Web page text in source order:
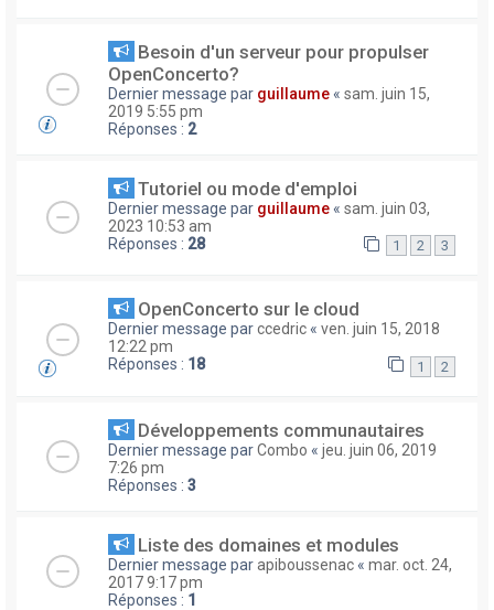
Besoin d'un serveur pour propulser
OpenConcerto?
Dernier message par guillaume « sam. juin 15,
2019 5:55 pm
Réponses : 2
Tutoriel ou mode d'emploi
Dernier message par guillaume « sam. juin 03,
2023 10:53 am
Réponses : 28 1 2 3
OpenConcerto sur le cloud
Dernier message parccedric « ven. juin 15, 2018
12:22 pm
Réponses : 18 1 2
Développements communautaires
Dernier message parCombo « jeu. juin 06, 2019
7:26 pm
Réponses : 3
Liste des domaines et modules
Dernier message parapiboussenac « mar. oct. 24,
2017 9:17 pm
Réponses : 1